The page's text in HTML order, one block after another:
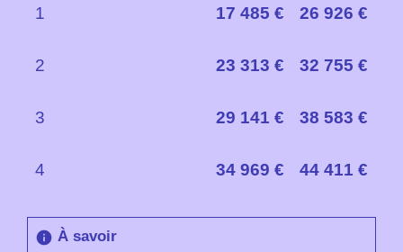
1 17 485 € 26 926 €
2 23 313 € 32 755 €
3 29 141 € 38 583 €
4 34 969 € 44 411 €
info À savoir